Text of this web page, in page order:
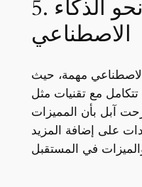
5. التوجه نحو الذكاء
الاصطناعي
مهمة، حيث
مع تقنيات مثل
آبل بأن المميزات
على إضافة المزيد